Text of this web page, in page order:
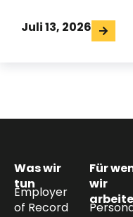
Juli 13, 2026
Was wir
tun
Employer
of Record
Für
wir